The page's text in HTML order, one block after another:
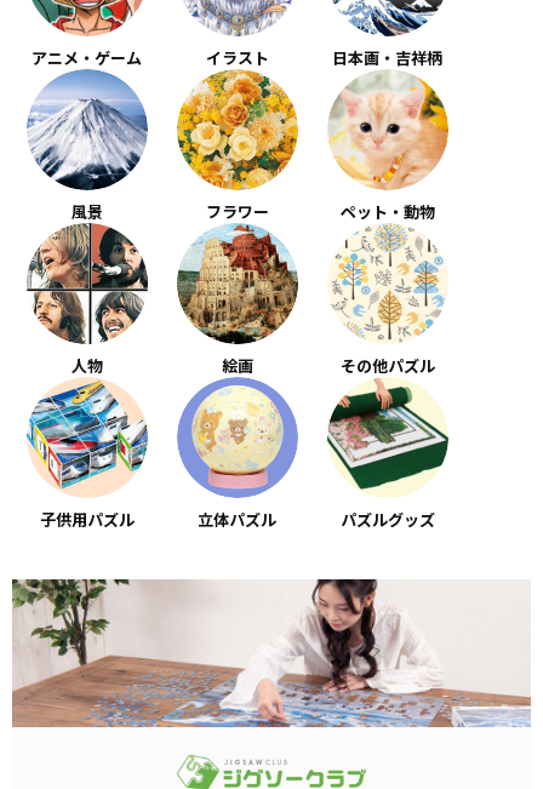
アニメ・ゲーム イラスト 日本画・吉祥柄
風景 フラワー ペット・動物
人物 絵画 その他パズル
子供用パズル 立体パズル パズルグッズ